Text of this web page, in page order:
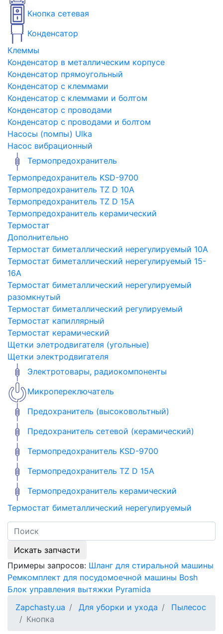
Кнопка сетевая
Конденсатор
Клеммы
Конденсатор в металлическим корпусе
Конденсатор прямоугольный
Конденсатор с клеммами
Конденсатор с клеммами и болтом
Конденсатор с проводами
Конденсатор с проводами и болтом
Насосы (помпы) Ulka
Насос вибрационный
Термопредохранитель
Термопредохранитель KSD-9700
Термопредохранитель TZ D 10A
Термопредохранитель TZ D 15A
Термопредохранитель керамический
Термостат
Дополнительно
Термостат биметаллический нерегулируемый 10A
Термостат биметаллический нерегулируемый 15-
16A
Термостат биметаллический нерегулируемый
разомкнутый
Термостат биметаллический регулируемый
Термостат капиллярный
Термостат керамический
Щетки элетродвигателя (угольные)
Щетки электродвигателя
Электротовары, радиокомпоненты
Микропереключатель
Предохранитель (высоковольтный)
Предохранитель сетевой (керамический)
Термопредохранитель KSD-9700
Термопредохранитель TZ D 15A
Термопредохранитель керамический
Термостат биметаллический нерегулируемый
Искать запчасти
Примеры запросов: Шланг для стиральной машины
Ремкомплект для посудомоечной машины Bosh
Блок управления вытяжки Pyramida
Zapchasty.ua
Для уборки и ухода
Пылесос
Кнопка